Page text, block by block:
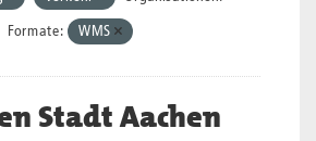
Formate: WMS
Stadt Aachen